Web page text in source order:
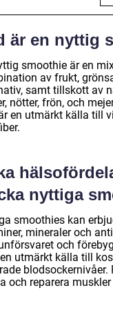
är en nyttig
smoothie är en
av frukt,
samt tillskott av
nötter, frön, och
en utmärkt källa till
nyttiga
smoothies kan
mineraler och
och
utmärkt källa till
och reparera